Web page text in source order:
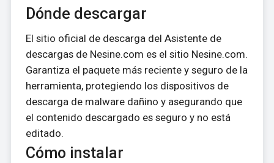
Dónde descargar
El sitio oficial de descarga del Asistente de
descargas de Nesine.com es el sitio Nesine.com.
Garantiza el paquete más reciente y seguro de la
herramienta, protegiendo los dispositivos de
descarga de malware dañino y asegurando que
el contenido descargado es seguro y no está
editado.
Cómo instalar